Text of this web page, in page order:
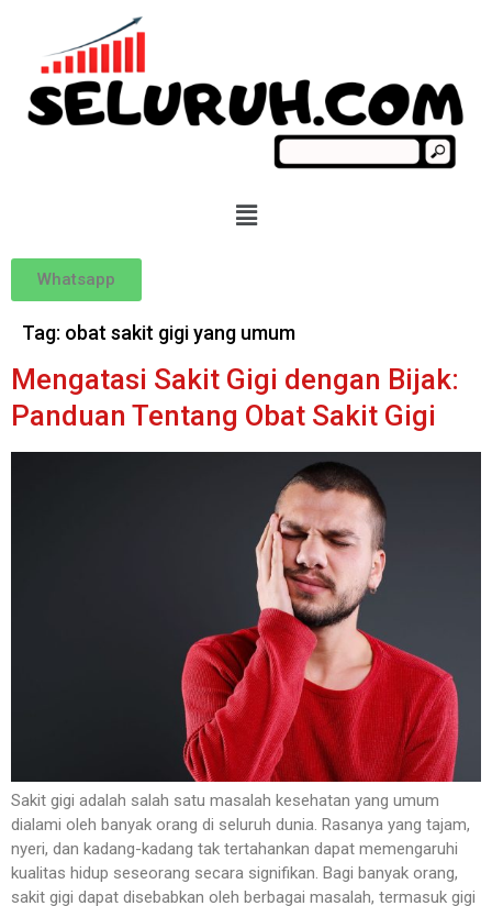
Whatsapp
Tag: obat sakit gigi yang umum
Mengatasi Sakit Gigi dengan Bijak:
Panduan Tentang Obat Sakit Gigi
Sakit gigi adalah salah satu masalah kesehatan yang umum
dialami oleh banyak orang di seluruh dunia. Rasanya yang tajam,
nyeri, dan kadang-kadang tak tertahankan dapat memengaruhi
kualitas hidup seseorang secara signifikan. Bagi banyak orang,
sakit gigi dapat disebabkan oleh berbagai masalah, termasuk gigi